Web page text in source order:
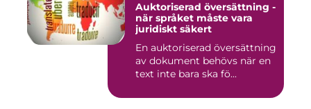
Auktoriserad översättning -
när språket måste vara
juridiskt säkert
En auktoriserad översättning
av dokument behövs när en
text inte bara ska fö...